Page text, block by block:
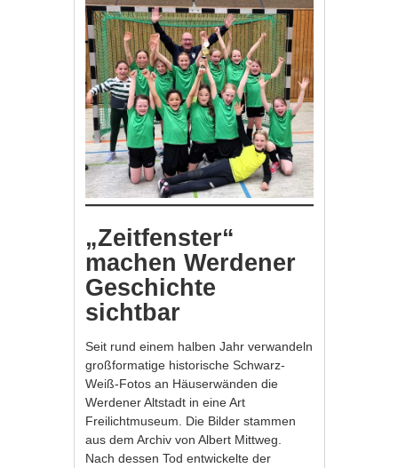
„Zeitfenster“
machen Werdener
Geschichte
sichtbar
Seit rund einem halben Jahr verwandeln
großformatige historische Schwarz-
Weiß-Fotos an Häuserwänden die
Werdener Altstadt in eine Art
Freilichtmuseum. Die Bilder stammen
aus dem Archiv von Albert Mittweg.
Nach dessen Tod entwickelte der